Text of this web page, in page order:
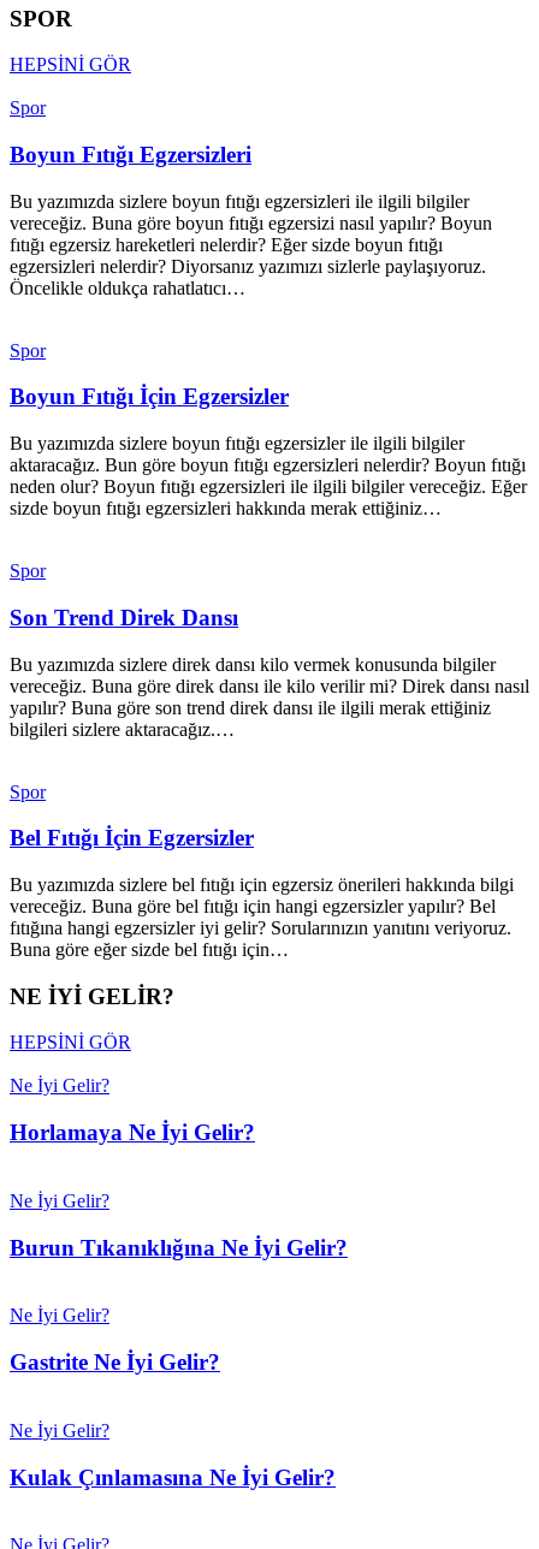
SPOR
HEPSİNİ GÖR
Spor
Boyun Fıtığı Egzersizleri
Bu yazımızda sizlere boyun fıtığı egzersizleri ile ilgili bilgiler
vereceğiz. Buna göre boyun fıtığı egzersizi nasıl yapılır? Boyun
fıtığı egzersiz hareketleri nelerdir? Eğer sizde boyun fıtığı
egzersizleri nelerdir? Diyorsanız yazımızı sizlerle paylaşıyoruz.
Öncelikle oldukça rahatlatıcı…
Spor
Boyun Fıtığı İçin Egzersizler
Bu yazımızda sizlere boyun fıtığı egzersizler ile ilgili bilgiler
aktaracağız. Bun göre boyun fıtığı egzersizleri nelerdir? Boyun fıtığı
neden olur? Boyun fıtığı egzersizleri ile ilgili bilgiler vereceğiz. Eğer
sizde boyun fıtığı egzersizleri hakkında merak ettiğiniz…
Spor
Son Trend Direk Dansı
Bu yazımızda sizlere direk dansı kilo vermek konusunda bilgiler
vereceğiz. Buna göre direk dansı ile kilo verilir mi? Direk dansı nasıl
yapılır? Buna göre son trend direk dansı ile ilgili merak ettiğiniz
bilgileri sizlere aktaracağız.…
Spor
Bel Fıtığı İçin Egzersizler
Bu yazımızda sizlere bel fıtığı için egzersiz önerileri hakkında bilgi
vereceğiz. Buna göre bel fıtığı için hangi egzersizler yapılır? Bel
fıtığına hangi egzersizler iyi gelir? Sorularınızın yanıtını veriyoruz.
Buna göre eğer sizde bel fıtığı için…
NE İYİ GELİR?
HEPSİNİ GÖR
Ne İyi Gelir?
Horlamaya Ne İyi Gelir?
Ne İyi Gelir?
Burun Tıkanıklığına Ne İyi Gelir?
Ne İyi Gelir?
Gastrite Ne İyi Gelir?
Ne İyi Gelir?
Kulak Çınlamasına Ne İyi Gelir?